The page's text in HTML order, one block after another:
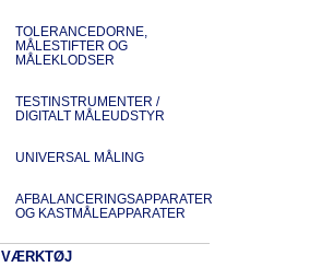
TOLERANCEDORNE,
MÅLESTIFTER OG
MÅLEKLODSER
TESTINSTRUMENTER /
DIGITALT MÅLEUDSTYR
UNIVERSAL MÅLING
AFBALANCERINGSAPPARATER
OG KASTMÅLEAPPARATER
VÆRKTØJ